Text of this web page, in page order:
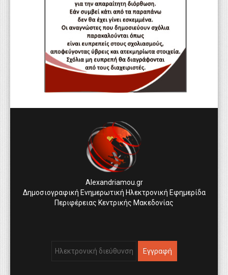
Alexandriamou.gr
Δημοσιογραφική Ενημερωτική Ηλεκτρονική Εφημερίδα
Περιφέρειας Κεντρικής Μακεδονίας